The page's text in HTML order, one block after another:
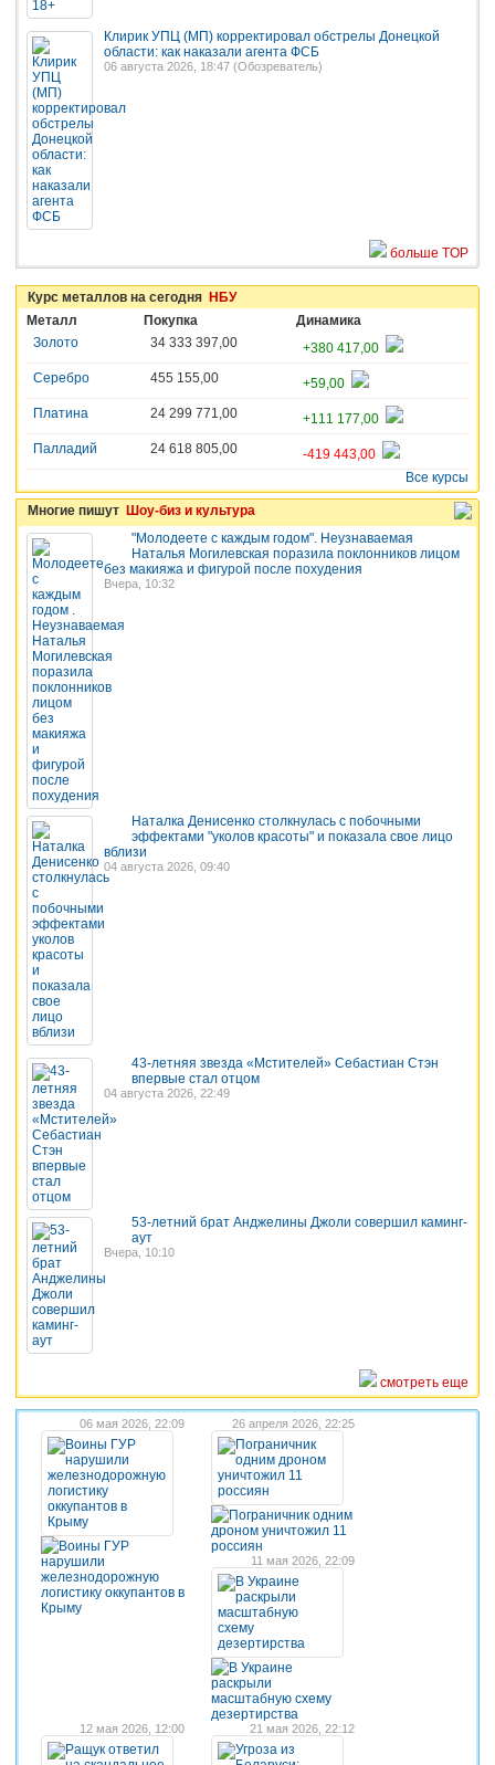
Клирик УПЦ (МП) корректировал обстрелы Донецкой
области: как наказали агента ФСБ
06 августа 2026, 18:47 (Обозреватель)
больше TOP
Курс металлов на сегодня НБУ
Металл
Покупка
Динамика
Золото
34 333 397,00
+380 417,00
Серебро
455 155,00
+59,00
Платина
24 299 771,00
+111 177,00
Палладий
24 618 805,00
-419 443,00
Все курсы
Многие пишут Шоу-биз и культура
"Молодеете с каждым годом". Неузнаваемая
Наталья Могилевская поразила поклонников лицом
без макияжа и фигурой после похудения
Вчера, 10:32
Наталка Денисенко столкнулась с побочными
эффектами "уколов красоты" и показала свое лицо
вблизи
04 августа 2026, 09:40
43-летняя звезда «Мстителей» Себастиан Стэн
впервые стал отцом
04 августа 2026, 22:49
53-летний брат Анджелины Джоли совершил каминг-
аут
Вчера, 10:10
смотреть еще
06 мая 2026, 22:09
Воины ГУР
нарушили
железнодорожную
логистику оккупантов в
Крыму
26 апреля 2026, 22:25
Пограничник одним
дроном уничтожил 11
россиян
11 мая 2026, 22:09
В Украине
раскрыли
масштабную схему
дезертирства
12 мая 2026, 12:00 21 мая 2026, 22:12